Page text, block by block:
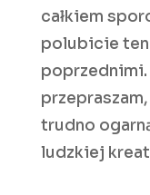
całkiem
polubicie ten
trudno
ludzkiej